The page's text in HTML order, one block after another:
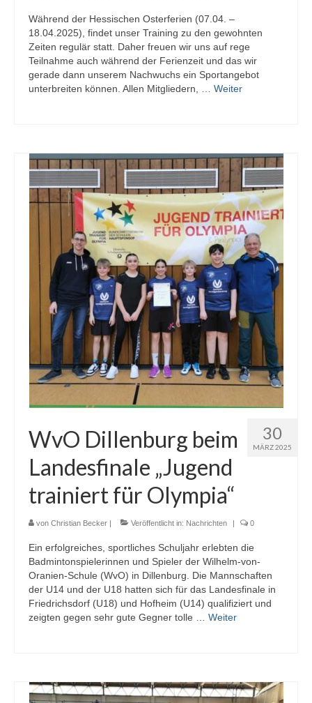
Während der Hessischen Osterferien (07.04. –
18.04.2025), findet unser Training zu den gewohnten
Zeiten regulär statt. Daher freuen wir uns auf rege
Teilnahme auch während der Ferienzeit und das wir
gerade dann unserem Nachwuchs ein Sportangebot
unterbreiten können. Allen Mitgliedern, … Weiter
30
MÄRZ 2025
WvO Dillenburg beim
Landesfinale „Jugend
trainiert für Olympia“
von Christian Becker | Veröffentlicht in: Nachrichten | 0
Ein erfolgreiches, sportliches Schuljahr erlebten die
Badmintonspielerinnen und Spieler der Wilhelm-von-
Oranien-Schule (WvO) in Dillenburg. Die Mannschaften
der U14 und der U18 hatten sich für das Landesfinale in
Friedrichsdorf (U18) und Hofheim (U14) qualifiziert und
zeigten gegen sehr gute Gegner tolle … Weiter